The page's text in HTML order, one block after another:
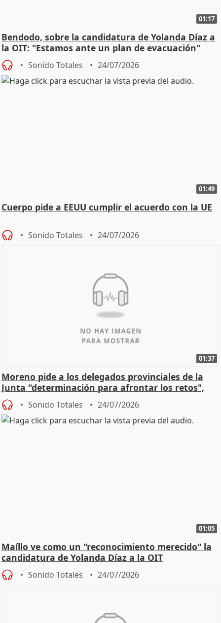
01:17
Bendodo, sobre la candidatura de Yolanda Díaz a
la OIT: "Estamos ante un plan de evacuación"
Sonido Totales 24/07/2026
01:49
Cuerpo pide a EEUU cumplir el acuerdo con la UE
Sonido Totales 24/07/2026
01:37
Moreno pide a los delegados provinciales de la
Junta "determinación para afrontar los retos",
diálog
Sonido Totales 24/07/2026
01:05
Maíllo ve como un "reconocimiento merecido" la
candidatura de Yolanda Díaz a la OIT
Sonido Totales 24/07/2026